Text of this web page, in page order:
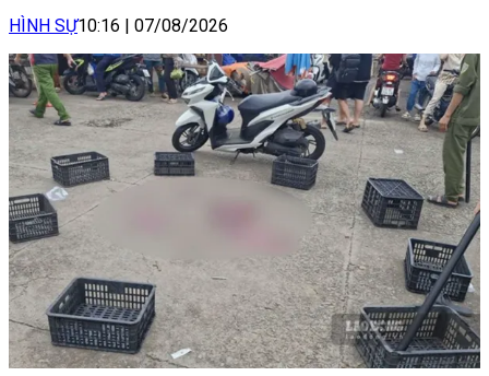
HÌNH SỰ10:16 | 07/08/2026